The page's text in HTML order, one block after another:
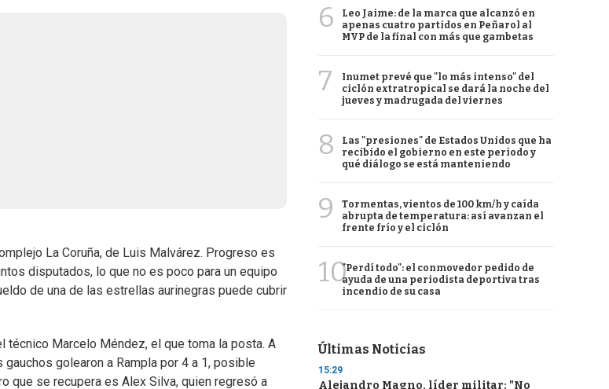
La Coruña, de Luis Malvárez. Progreso es
disputados, lo que no es poco para un equipo
de una de las estrellas aurinegras puede cubrir
técnico Marcelo Méndez, el que toma la posta. A
golearon a Rampla por 4 a 1, posible
que se recupera es Alex Silva, quien regresó a
6
Leo Jaime: de la marca que alcanzó en
apenas cuatro partidos en Peñarol al
MVP de la final con más que gambetas
7
Inumet prevé que "lo más intenso" del
ciclón extratropical se dará la noche del
jueves y madrugada del viernes
8
Las "presiones" de Estados Unidos que ha
recibido el gobierno en este período y
qué diálogo se está manteniendo
9
Tormentas, vientos de 100 km/h y caída
abrupta de temperatura: así avanzan el
frente frío y el ciclón
10"Perdí todo": el conmovedor pedido de
ayuda de una periodista deportiva tras
incendio de su casa
Últimas Noticias
15:29
Alejandro Magno, líder militar: "No